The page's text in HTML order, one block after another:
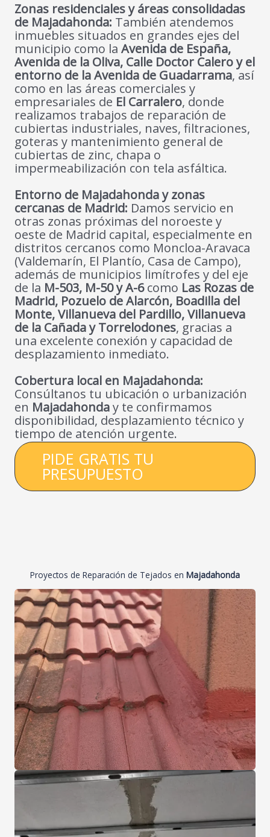
Zonas residenciales y áreas consolidadas
de Majadahonda: También atendemos
inmuebles situados en grandes ejes del
municipio como la Avenida de España,
Avenida de la Oliva, Calle Doctor Calero y el
entorno de la Avenida de Guadarrama, así
como en las áreas comerciales y
empresariales de El Carralero, donde
realizamos trabajos de reparación de
cubiertas industriales, naves, filtraciones,
goteras y mantenimiento general de
cubiertas de zinc, chapa o
impermeabilización con tela asfáltica.
Entorno de Majadahonda y zonas
cercanas de Madrid: Damos servicio en
otras zonas próximas del noroeste y
oeste de Madrid capital, especialmente en
distritos cercanos como Moncloa-Aravaca
(Valdemarín, El Plantío, Casa de Campo),
además de municipios limítrofes y del eje
de la M-503, M-50 y A-6como Las Rozas de
Madrid, Pozuelo de Alarcón, Boadilla del
Monte, Villanueva del Pardillo, Villanueva
de la Cañada y Torrelodones, gracias a
una excelente conexión y capacidad de
desplazamiento inmediato.
Cobertura local en Majadahonda:
Consúltanos tu ubicación o urbanización
en Majadahonday te confirmamos
disponibilidad, desplazamiento técnico y
tiempo de atención urgente.
PIDE GRATIS TU
PRESUPUESTO
Proyectos de Reparación de Tejados en Majadahonda